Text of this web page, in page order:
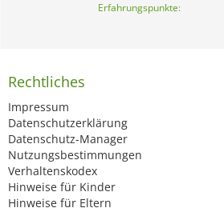
Erfahrungspunkte
Rechtliches
Impressum
Datenschutzerklärung
Datenschutz-Manager
Nutzungsbestimmungen
Verhaltenskodex
Hinweise für Kinder
Hinweise für Eltern